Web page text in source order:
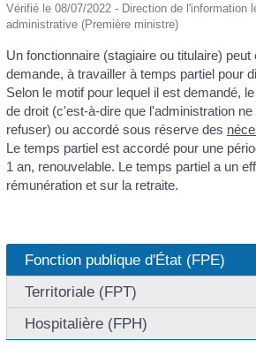
Vérifié le 08/07/2022 - Direction de l'information
administrative (Première ministre)
Un fonctionnaire (stagiaire ou titulaire)
demande, à travailler à temps partiel pour
Selon le motif pour lequel il est demandé,
de droit (c'est-à-dire que l'administration ne
refuser) ou accordé sous réserve des
Le temps partiel est accordé pour une
1 an, renouvelable. Le temps partiel a un
rémunération et sur la retraite.
Fonction publique d'État (FPE)
Territoriale (FPT)
Hospitalière (FPH)